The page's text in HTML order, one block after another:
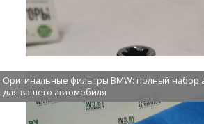
Оригинальные фильтры BMW: полный набор
для вашего автомобиля